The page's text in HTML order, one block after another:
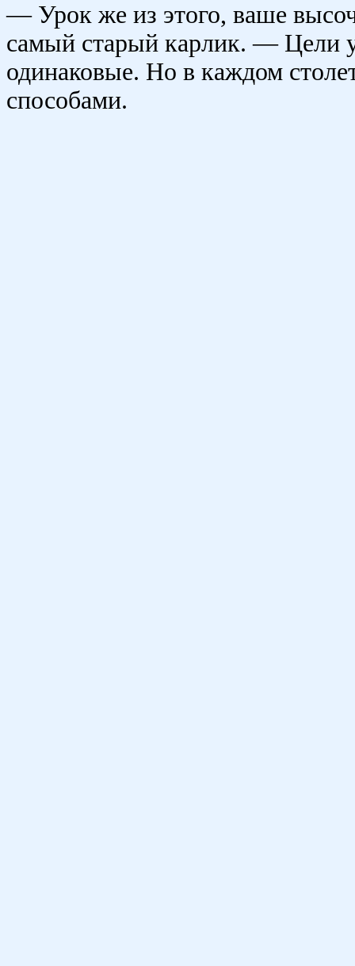
— Урок же из этого, ваше
самый старый карлик. — Цели
одинаковые. Но в каждом
способами.